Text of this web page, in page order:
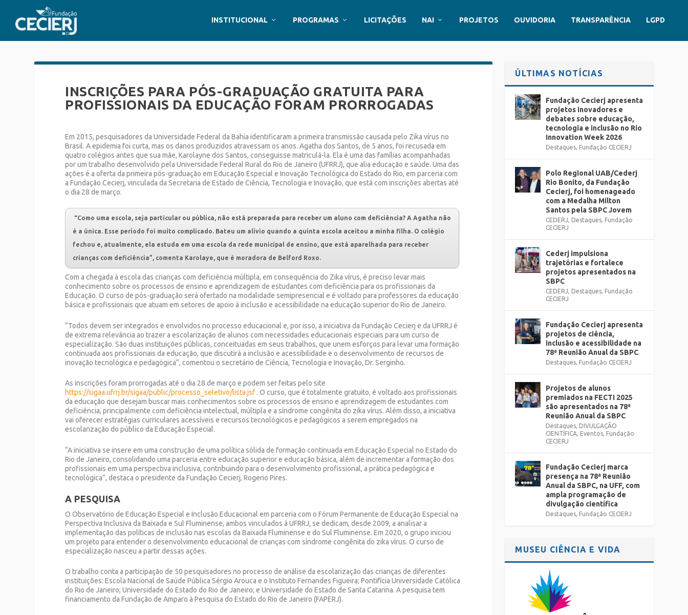
INSTITUCIONAL PROGRAMAS LICITAÇÕES NAI PROJETOS OUVIDORIA TRANSPARÊNCIA LGPD
INSCRIÇÕES PARA PÓS-GRADUAÇÃO GRATUITA PARA
PROFISSIONAIS DA EDUCAÇÃO FORAM PRORROGADAS
Em 2015, pesquisadores da Universidade Federal da Bahia identificaram a primeira transmissão causada pelo Zika vírus no
Brasil. A epidemia foi curta, mas os danos produzidos atravessam os anos. Agatha dos Santos, de 5 anos, foi recusada em
quatro colégios antes que sua mãe, Karolayne dos Santos, conseguisse matriculá-la. Ela é uma das famílias acompanhadas
por um trabalho desenvolvido pelaUniversidade Federal Rural do Rio de Janeiro (UFRRJ), que alia educação e saúde. Umadas
ações é a oferta daprimeira pós-graduação emEducação Especial e Inovação Tecnológica do Estado do Rio, em parceria com
aFundação Cecierj, vinculada da Secretaria de Estado de Ciência, Tecnologia e Inovação, que está com inscrições abertas até
o dia 28 de março.
“Como uma escola, seja particular ou pública, não está preparada para receber um aluno com deficiência? A Agatha não
é a única. Esse período foi muito complicado. Bateu um alívio quando a quinta escola aceitou a minha filha. O colégio
fechou e, atualmente, ela estuda em uma escola da rede municipal de ensino, que está aparelhada para receber
crianças com deficiência”, comenta Karolaye, que é moradora de Belford Roxo.
Com a chegada à escola das crianças com deficiência múltipla, em consequência do Zika vírus, é preciso levar mais
conhecimento sobre os processos de ensino e aprendizagem de estudantes com deficiência para os profissionais da
Educação. O curso de pós-graduação será ofertado na modalidade semipresencial e é voltado para professores da educação
básica e profissionais que atuam em setores de apoio à inclusão e acessibilidade na educação superior do Rio de Janeiro.
“Todos devem ser integrados e envolvidos no processo educacional e, por isso, a iniciativa da Fundação Cecierj e da UFRRJ é
de extrema relevância ao trazer a escolarização de alunos com necessidades educacionais especiais para um curso de
especialização. São duas instituições públicas, conceituadas em seus trabalhos, que unem esforços para levar uma formação
continuada aos profissionais da educação, que discutirá a inclusão e acessibilidade e o desenvolvimento de recursos de
inovação tecnológica e pedagógica”, comentou o secretário de Ciência, Tecnologia e Inovação, Dr. Serginho.
As inscrições foram prorrogadas até o dia 28 de março e podem ser feitas pelo site
https://sigaa.ufrrj.br/sigaa/public/processo_seletivo/lista.jsf .O curso, que é totalmente gratuito, é voltado aos profissionais
da educação que desejam buscar mais conhecimentos sobre os processos de ensino e aprendizagem de estudantes com
deficiência, principalmente com deficiência intelectual, múltipla e a síndrome congênita do zika vírus. Além disso, a iniciativa
vai oferecer estratégias curriculares acessíveis e recursos tecnológicos e pedagógicos a serem empregados na
escolarização do público da Educação Especial.
“A iniciativa se insere em uma construção de uma política sólida de formação continuada em Educação Especial no Estado do
Rio de Janeiro, consolidando uma parceria entre educação superior e educação básica, além de incrementar a formação dos
profissionais em uma perspectiva inclusiva, contribuindo para o desenvolvimento profissional, a prática pedagógica e
tecnológica”, destaca o presidente da Fundação Cecierj, Rogerio Pires.
A PESQUISA
O Observatório de Educação Especial e Inclusão Educacional em parceria com o Fórum Permanente de Educação Especial na
Perspectiva Inclusiva da Baixada e Sul Fluminense, ambos vinculados àUFRRJ, se dedicam, desde 2009,a analisar a
implementação das políticas de inclusão nas escolas da Baixada Fluminense e do Sul Fluminense. Em 2020, o grupo iniciou
um projeto para entender o desenvolvimento educacional de crianças com síndrome congênita do zika vírus.O curso de
especialização nasceu a partir dessas ações.
O trabalho conta a participação de 50 pesquisadores no processo de análise da escolarização das crianças de diferentes
instituições: Escola Nacional de Saúde Pública Sérgio Arouca e o Instituto Fernandes Figueira; Pontifícia Universidade Católica
do Rio de Janeiro; Universidade do Estado do Rio de Janeiro; e Universidade do Estado de Santa Catarina. A pesquisa tem
financiamento daFundação de Amparo à Pesquisa do Estado do Rio de Janeiro(FAPERJ).
ÚLTIMAS NOTÍCIAS
Fundação Cecierj apresenta
projetos inovadores e
debates sobre educação,
tecnologia e inclusão no Rio
Innovation Week 2026
Destaques, Fundação CECIERJ
Polo Regional UAB/Cederj
Rio Bonito, da Fundação
Cecierj, foi homenageado
com a Medalha Milton
Santos pela SBPC Jovem
CEDERJ, Destaques, Fundação
CECIERJ
Cederj impulsiona
trajetórias e fortalece
projetos apresentados na
SBPC
CEDERJ, Destaques, Fundação
CECIERJ
Fundação Cecierj apresenta
projetos de ciência,
inclusão e acessibilidade na
78ª Reunião Anual da SBPC
Destaques, Fundação CECIERJ
Projetos de alunos
premiados na FECTI 2025
são apresentados na 78ª
Reunião Anual da SBPC
Destaques, DIVULGAÇÃO
CIENTÍFICA, Eventos, Fundação
CECIERJ
Fundação Cecierj marca
presença na 78ª Reunião
Anual da SBPC, na UFF, com
ampla programação de
divulgação científica
Destaques, Fundação CECIERJ
MUSEU CIÊNCIA E VIDA